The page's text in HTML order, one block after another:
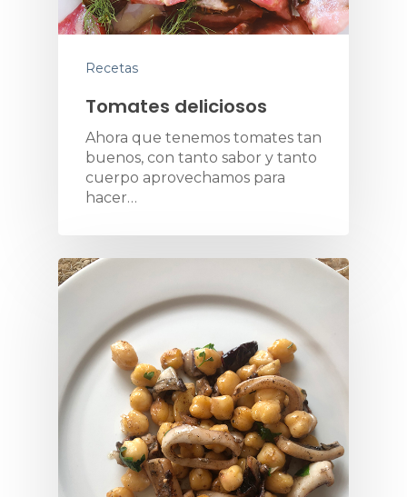
Recetas
Tomates deliciosos
Ahora que tenemos tomates tan
buenos, con tanto sabor y tanto
cuerpo aprovechamos para
hacer…